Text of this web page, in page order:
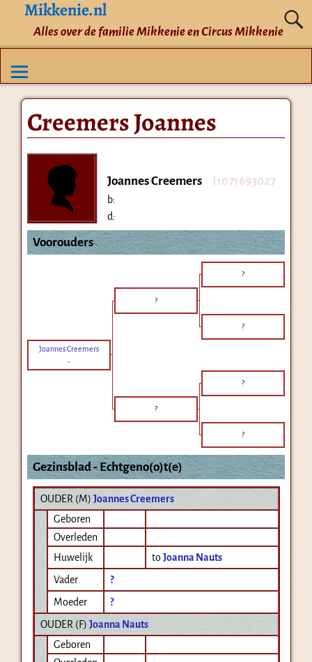
Mikkenie.nl
Alles over de familie Mikkenie en Circus Mikkenie
Creemers Joannes
Joannes Creemers I1071693027
b:
d:
Voorouders
?
?
?
Joannes Creemers
-
?
?
?
Gezinsblad - Echtgeno(o)t(e)
OUDER (M) Joannes Creemers
Geboren
Overleden
Huwelijk
toJoanna Nauts
Vader
?
Moeder
?
OUDER (F) Joanna Nauts
Geboren